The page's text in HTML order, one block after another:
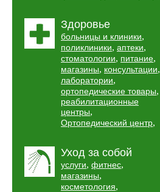
Здоровье
больницы и клиники,
поликлиники, аптеки,
стоматологии, питание,
магазины, консультации,
лаборатории,
ортопедические товары,
реабилитационные
центры,
Ортопедический центр,
Уход за собой
услуги, фитнес,
магазины,
косметология,